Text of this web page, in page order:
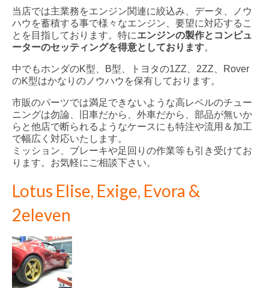
当店では主業務をエンジン関連に絞込み、データ、ノウ
ハウを蓄積する事で様々なエンジン、要望に対応するこ
とを目指しております。特にエンジンの製作とコンピュ
ーターのセッティングを得意としております。
中でもホンダのK型、B型、トヨタの1ZZ、2ZZ、Rover
のK型はかなりのノウハウを保有しております。
市販のパーツでは満足できないような高レベルのチュー
ニングは勿論、旧車だから、外車だから、部品が無いか
らと他店で断られるようなケースにも特注や流用＆加工
で幅広く対応いたします。
ミッション、ブレーキや足回りの作業等も引き受けてお
ります。お気軽にご相談下さい。
Lotus Elise, Exige, Evora &
2eleven